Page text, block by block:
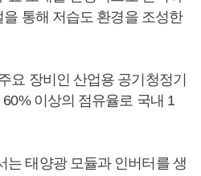
통해 저습도 환경을 조성한
요 장비인 산업용 공기청정기
60% 이상의 점유율로 국내 1
는 태양광 모듈과 인버터를 생